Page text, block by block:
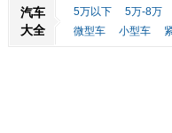
汽车
大全
5万以下 5万-8万
微型车
小型车